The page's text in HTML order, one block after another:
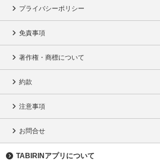
プライバシーポリシー
免責事項
著作権・商標について
約款
注意事項
お問合せ
TABIRINアプリについて